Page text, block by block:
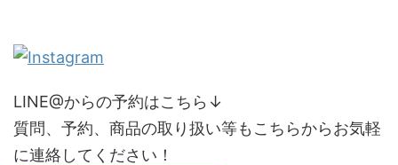
LINE@からの予約はこちら↓
質問、予約、商品の取り扱い等もこちらからお気軽
に連絡してください！